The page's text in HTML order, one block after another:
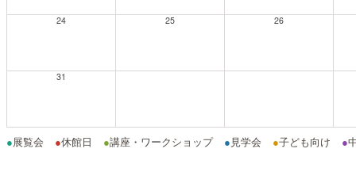
24 25 26
31
●展覧会 ●休館日 ●講座・ワークショップ ● 見学会 ●子ども向け ●